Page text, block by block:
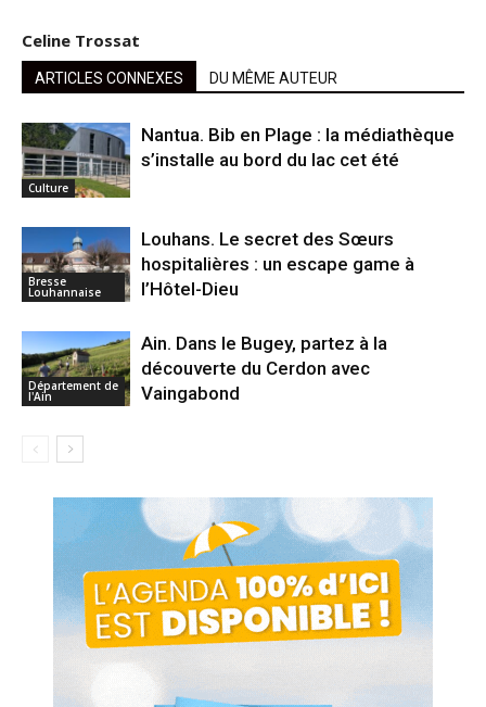
Celine Trossat
ARTICLES CONNEXES DU MÊME AUTEUR
Culture
Nantua. Bib en Plage : la médiathèque
s’installe au bord du lac cet été
Bresse
Louhannaise
Louhans. Le secret des Sœurs
hospitalières : un escape game à
l’Hôtel-Dieu
Département de
l'Ain
Ain. Dans le Bugey, partez à la
découverte du Cerdon avec
Vaingabond